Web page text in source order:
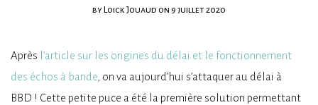
by Loick Jouaud on 9 juillet 2020
Après l’article sur les origines du délai et le fonctionnement
des échos à bande , on va aujourd’hui s’attaquer au délai à
BBD ! Cette petite puce a été la première solution permettant